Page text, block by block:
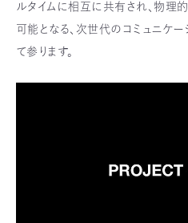
ルタイムに相互に共有され、物理
可能となる、次世代のコミュニケー
て参ります。